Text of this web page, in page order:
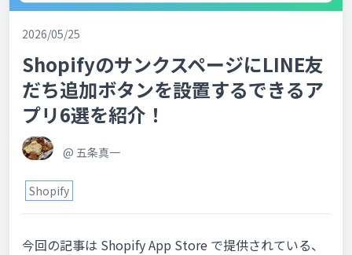
2026/05/25
ShopifyのサンクスページにLINE友
だち追加ボタンを設置するできるア
プリ6選を紹介！
@ 五条真一
Shopify
今回の記事は Shopify App Store で提供されている、